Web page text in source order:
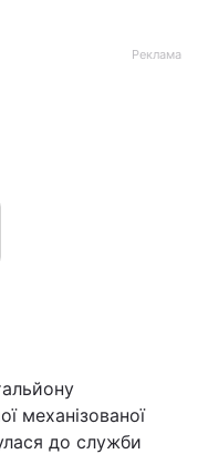
Реклама
механізованої
до служби